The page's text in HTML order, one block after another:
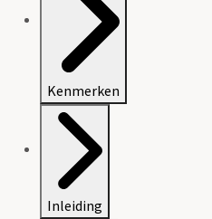
Kenmerken
Inleiding